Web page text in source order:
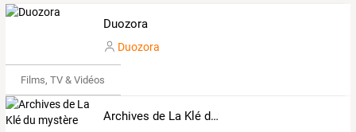
Duozora
Duozora
Films, TV & Vidéos
Archives de La Klé du mystère